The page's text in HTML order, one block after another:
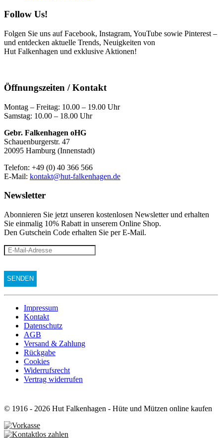
Follow Us!
Folgen Sie uns auf Facebook, Instagram, YouTube sowie Pinterest –
und entdecken aktuelle Trends, Neuigkeiten von
Hut Falkenhagen und exklusive Aktionen!
Öffnungszeiten / Kontakt
Montag – Freitag: 10.00 – 19.00 Uhr
Samstag: 10.00 – 18.00 Uhr
Gebr. Falkenhagen oHG
Schauenburgerstr. 47
20095 Hamburg (Innenstadt)
Telefon: +49 (0) 40 366 566
E-Mail: kontakt@hut-falkenhagen.de
Newsletter
Abonnieren Sie jetzt unseren kostenlosen Newsletter und erhalten
Sie einmalig 10% Rabatt in unserem Online Shop.
Den Gutschein Code erhalten Sie per E-Mail.
Impressum
Kontakt
Datenschutz
AGB
Versand & Zahlung
Rückgabe
Cookies
Widerrufsrecht
Vertrag widerrufen
© 1916 - 2026 Hut Falkenhagen - Hüte und Mützen online kaufen